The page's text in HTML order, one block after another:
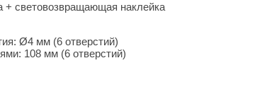
+ световозвращающая наклейка
Ø4 мм (6 отверстий)
108 мм (6 отверстий)